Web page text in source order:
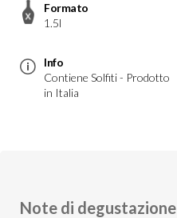
Formato
1.5l
Info
Contiene Solfiti - Prodotto
in Italia
Note di degustazione